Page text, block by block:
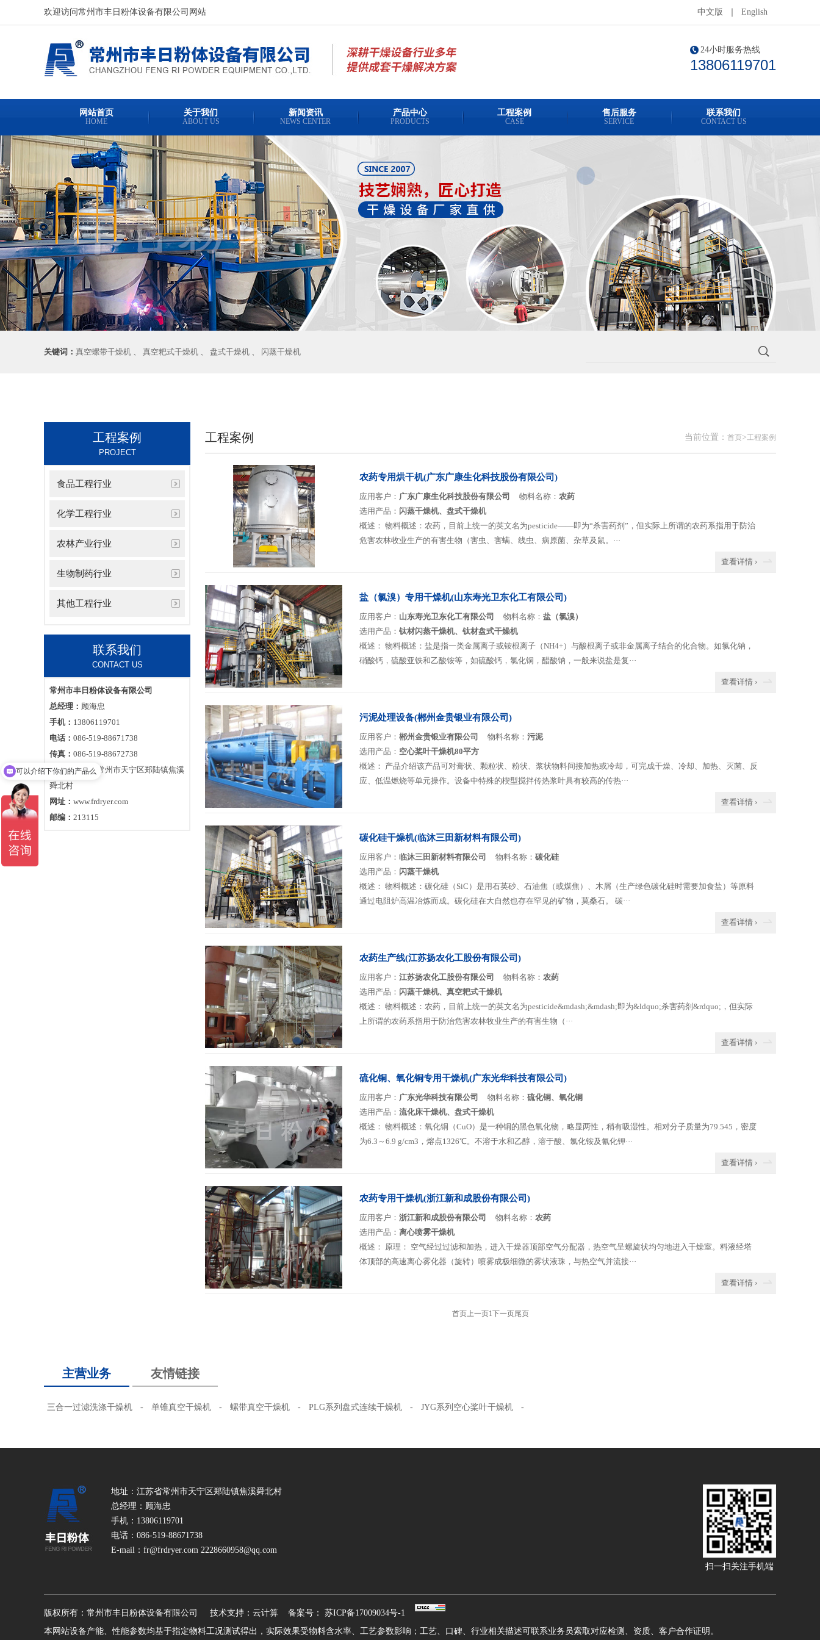
欢迎访问常州市丰日粉体设备有限公司网站 中文版 English
24小时服务热线
13806119701
网站首页
HOME
关于我们
ABOUT US
新闻资讯
NEWS CENTER
产品中心
PRODUCTS
工程案例
CASE
售后服务
SERVICE
联系我们
CONTACT US
关键词： 真空螺带干燥机 、 真空耙式干燥机 、 盘式干燥机 、 闪蒸干燥机
工程案例
PROJECT
食品工程行业
化学工程行业
农林产业行业
生物制药行业
其他工程行业
联系我们
CONTACT US
常州市丰日粉体设备有限公司
总经理： 顾海忠
手机： 13806119701
电话： 086-519-88671738
传真： 086-519-88672738
地址：江苏省常州市天宁区郑陆镇焦溪
舜北村
网址： www.frdryer.com
邮编： 213115
当前位置： 首页>工程案例
工程案例
农药专用烘干机(广东广康生化科技股份有限公司)
应用客户： 广东广康生化科技股份有限公司 物料名称： 农药
选用产品： 闪蒸干燥机、盘式干燥机
概述： 物料概述：农药，目前上统一的英文名为pesticide——即为“杀害药剂”，但实际上所谓的农药系指用于防治
危害农林牧业生产的有害生物（害虫、害螨、线虫、病原菌、杂草及鼠。···
查看详情 ›
盐（氯溴）专用干燥机(山东寿光卫东化工有限公司)
应用客户： 山东寿光卫东化工有限公司 物料名称： 盐（氯溴）
选用产品： 钛材闪蒸干燥机、钛材盘式干燥机
概述： 物料概述：盐是指一类金属离子或铵根离子（NH4+）与酸根离子或非金属离子结合的化合物。如氯化钠，
硝酸钙，硫酸亚铁和乙酸铵等，如硫酸钙，氯化铜，醋酸钠，一般来说盐是复···
查看详情 ›
污泥处理设备(郴州金贵银业有限公司)
应用客户： 郴州金贵银业有限公司 物料名称： 污泥
选用产品： 空心桨叶干燥机80平方
概述： 产品介绍该产品可对膏状、颗粒状、粉状、浆状物料间接加热或冷却，可完成干燥、冷却、加热、灭菌、反
应、低温燃烧等单元操作。设备中特殊的楔型搅拌传热浆叶具有较高的传热···
查看详情 ›
碳化硅干燥机(临沐三田新材料有限公司)
应用客户： 临沐三田新材料有限公司 物料名称： 碳化硅
选用产品： 闪蒸干燥机
概述： 物料概述：碳化硅（SiC）是用石英砂、石油焦（或煤焦）、木屑（生产绿色碳化硅时需要加食盐）等原料
通过电阻炉高温冶炼而成。碳化硅在大自然也存在罕见的矿物，莫桑石。 碳···
查看详情 ›
农药生产线(江苏扬农化工股份有限公司)
应用客户： 江苏扬农化工股份有限公司 物料名称： 农药
选用产品： 闪蒸干燥机、真空耙式干燥机
概述： 物料概述：农药，目前上统一的英文名为pesticide&mdash;&mdash;即为&ldquo;杀害药剂&rdquo;，但实际
上所谓的农药系指用于防治危害农林牧业生产的有害生物（···
查看详情 ›
硫化铜、氧化铜专用干燥机(广东光华科技有限公司)
应用客户： 广东光华科技有限公司 物料名称： 硫化铜、氧化铜
选用产品： 流化床干燥机、盘式干燥机
概述： 物料概述：氧化铜（CuO）是一种铜的黑色氧化物，略显两性，稍有吸湿性。相对分子质量为79.545，密度
为6.3～6.9 g/cm3，熔点1326℃。不溶于水和乙醇，溶于酸、氯化铵及氰化钾···
查看详情 ›
农药专用干燥机(浙江新和成股份有限公司)
应用客户： 浙江新和成股份有限公司 物料名称： 农药
选用产品： 离心喷雾干燥机
概述： 原理： 空气经过过滤和加热，进入干燥器顶部空气分配器，热空气呈螺旋状均匀地进入干燥室。料液经塔
体顶部的高速离心雾化器（旋转）喷雾成极细微的雾状液珠，与热空气并流接···
查看详情 ›
首页上一页1下一页尾页
主营业务 友情链接
三合一过滤洗涤干燥机 - 单锥真空干燥机 - 螺带真空干燥机 - PLG系列盘式连续干燥机 - JYG系列空心桨叶干燥机 -
地址：江苏省常州市天宁区郑陆镇焦溪舜北村
总经理：顾海忠
手机：13806119701
电话：086-519-88671738
E-mail：fr@frdryer.com 2228660958@qq.com
扫一扫关注手机端
版权所有：常州市丰日粉体设备有限公司 技术支持：云计算 备案号：
苏ICP备17009034号-1
本网站设备产能、性能参数均基于指定物料工况测试得出，实际效果受物料含水率、工艺参数影响；工艺、口碑、行业相关描述可联系业务员索取对应检测、资质、客户合作证明。
可以介绍下你们的产品么